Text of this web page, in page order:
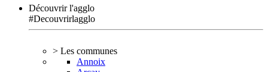
Découvrir l'agglo
#Decouvrirlagglo
> Les communes
Annoix